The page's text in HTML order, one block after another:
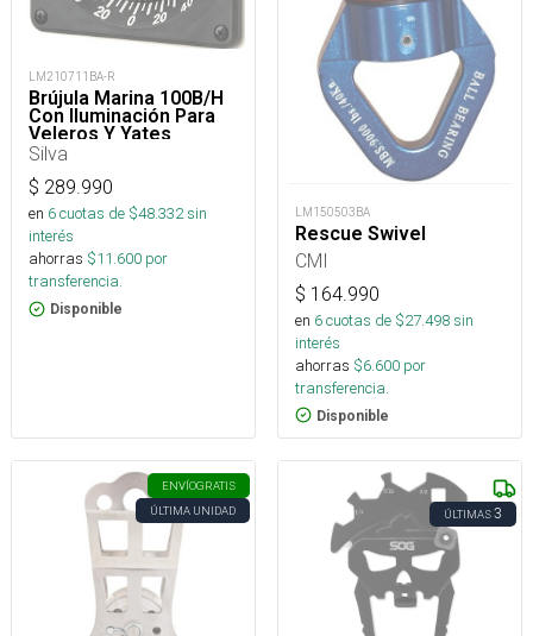
LM210711BA-R
Brújula Marina 100B/H
Con Iluminación Para
Veleros Y Yates
Silva
$ 289.990
en 6cuotas de $48.332sin
interés
ahorras $11.600 por
transferencia.
Disponible
LM150503BA
Rescue Swivel
CMI
$ 164.990
en 6cuotas de $27.498sin
interés
ahorras $6.600 por
transferencia.
Disponible
ENVÍOGRATIS
ÚLTIMA UNIDAD
ÚLTIMAS3